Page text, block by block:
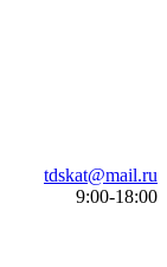
tdskat@mail.ru
9:00-18:00